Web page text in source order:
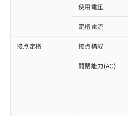
使用電圧
定格電流
接点定格 接点構成
開閉能力(AC)